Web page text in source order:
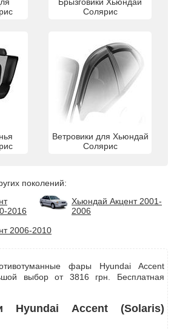
Солярис
Ветровики для Хьюндай
Солярис
поколений:
2016
Хьюндай Акцент 2001-
2006
2006-2010
фары Hyundai Accent
выбор от 3816 грн. Бесплатная
Hyundai Accent (Solaris)